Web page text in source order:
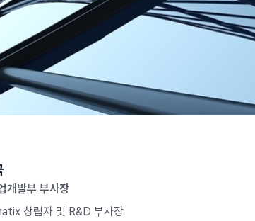
Load AVI
개발부 부사장
창립자 및 R&D 부사장